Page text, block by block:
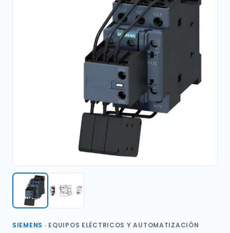
SIEMENS · EQUIPOS ELÉCTRICOS Y AUTOMATIZACIÓN